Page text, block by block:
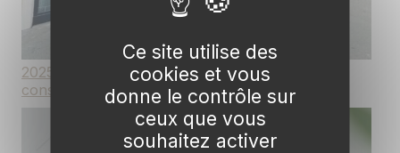
2025 : une année de beaux projets et de
consolidation pour Courteam
Ce site utilise des
cookies et vous
donne le contrôle sur
ceux que vous
souhaitez activer